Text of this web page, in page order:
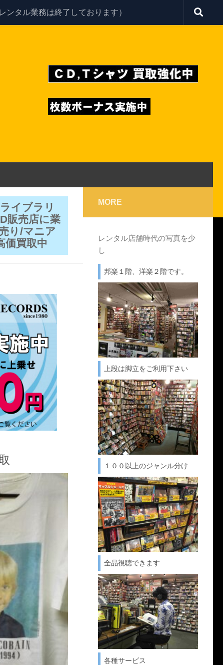
ンタル業務は終了しております）
イブラリ
販売店に業
り/マニア
価買取中
MORE
レンタル店舗時代の写真を少
し
邦楽１階、洋楽２階です。
上段は脚立をご利用下さい
１００以上のジャンル分け
全品視聴できます
各種サービス